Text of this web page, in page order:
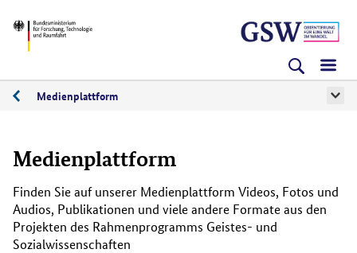
zum
(Eingabetaste)
zum
(Eingabetaste)
zur
(Eingabetaste)
BMFTR
Wissenschaftskommunikation
Transfer
Medienplattform
Medienplattform
Finden Sie auf unserer Medienplattform Videos, Fotos und
Audios, Publikationen und viele andere Formate aus den
Projekten des Rahmenprogramms Geistes- und
Sozialwissenschaften